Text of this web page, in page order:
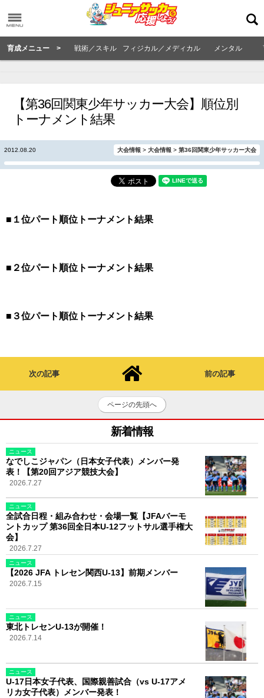
育成メニュー > 戦術／スキル フィジカル／メディカル メンタル
【第36回関東少年サッカー大会】順位別
トーナメント結果
2012.08.20 大会情報 > 大会情報 > 第36回関東少年サッカー大会
■１位パート順位トーナメント結果
■２位パート順位トーナメント結果
■３位パート順位トーナメント結果
次の記事 前の記事
ページの先頭へ
新着情報
ニュース
なでしこジャパン（日本女子代表）メンバー発
表！【第20回アジア競技大会】
2026.7.27
ニュース
全試合日程・組み合わせ・会場一覧【JFAバーモ
ントカップ 第36回全日本U-12フットサル選手権大
会】
2026.7.27
ニュース
【2026 JFA トレセン関西U-13】前期メンバー
2026.7.15
ニュース
東北トレセンU-13が開催！
2026.7.14
ニュース
U-17日本女子代表、国際親善試合（vs U-17アメ
リカ女子代表）メンバー発表！